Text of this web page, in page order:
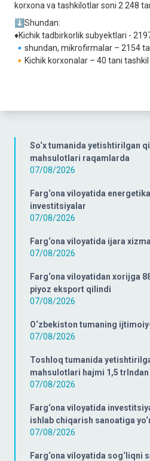
So‘x tumanida yetishtirilgan
mahsulotlari raqamlarda
07/08/2026
Farg‘ona viloyatida
investitsiyalar
07/08/2026
Farg‘ona viloyatida ijara
07/08/2026
Farg‘ona viloyatidan xorijga
piyoz eksport qilindi
07/08/2026
O‘zbekiston tumaning
07/08/2026
Toshloq tumanida
mahsulotlari hajmi 1,5
07/08/2026
Farg‘ona viloyatida
ishlab chiqarish sanoatiga
07/08/2026
Farg‘ona viloyatida sog‘liqni
korxona va tashkilotlar soni 2 248
⬇️Shundan:
♦️Kichik tadbirkorlik subyektlari -
🔹shundan, mikrofirmalar – 2154 ta.
🔸Kichik korxonalar – 40 tani tashkil